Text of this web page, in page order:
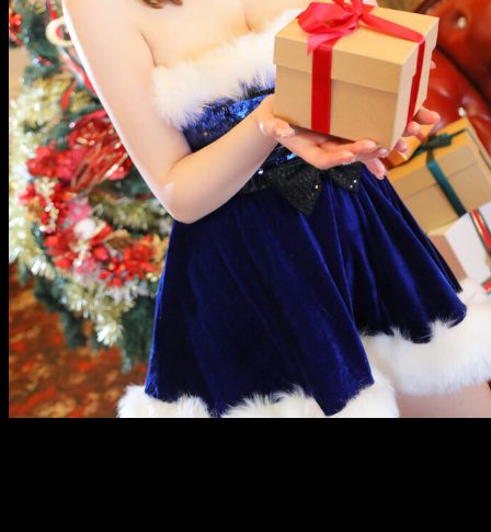
イ
ン
コ
ン
テ
ン
へ
動